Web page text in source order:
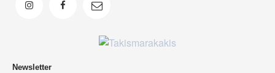
Newsletter